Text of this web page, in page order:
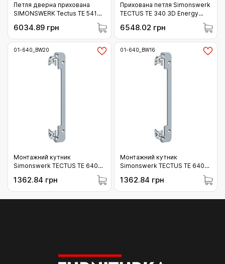
Петля дверна прихована
SIMONSWERK Tectus TE 541
3D FVZ F1 хром матовий 100
кг (01-541_F1)
6034.89 грн
Прихована петля Simonswerk
TECTUS TE 340 3D Energy
колір F1 (хром матовий) 80 кг
(01-340_F1_E)
6548.02 грн
01-640_BW20
Монтажний кутник
Simonswerk TECTUS TE 640
1362.84 грн
01-640_BW16
Монтажний кутник
Simonswerk TECTUS TE 640
1362.84 грн